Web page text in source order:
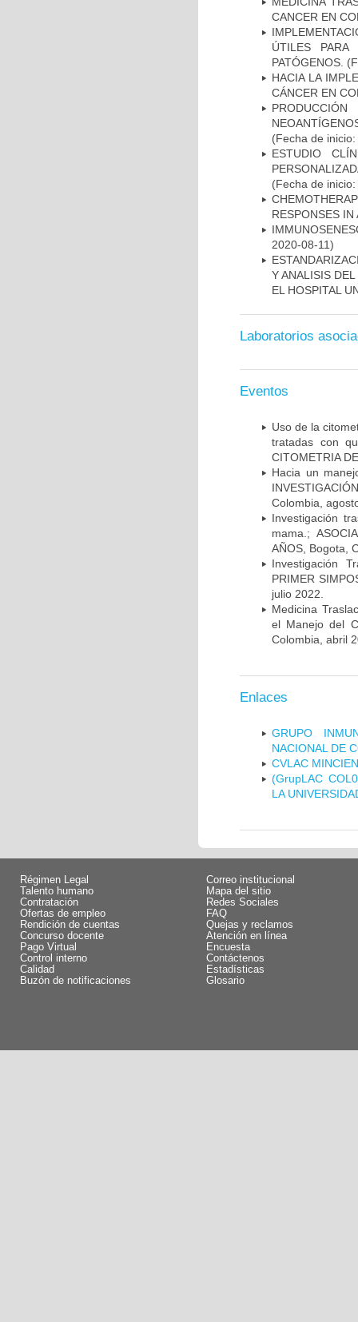
CANCER EN
ÚTILES
PATÓGENOS.
HACIA LA
CÁNCER EN
(Fecha de
ESTUDIO
(Fecha de
RESPONSES IN
2020-08-11)
Y ANALISIS
EL HOSPITAL
Laboratorios
Eventos
Uso de la
tratadas con
CITOMETRIA
Hacia un
Colombia,
Investigación
mama.;
AÑOS, Bogota,
Investigación
PRIMER
julio 2022.
Medicina
el Manejo del
Colombia, abril
Enlaces
GRUPO
NACIONAL DE
CVLAC
(GrupLAC
LA
Régimen Legal
Talento humano
Contratación
Ofertas de empleo
Rendición de cuentas
Concurso docente
Pago Virtual
Control interno
Calidad
Buzón de notificaciones
Correo institucional
Mapa del sitio
Redes Sociales
FAQ
Quejas y reclamos
Atención en línea
Encuesta
Contáctenos
Estadísticas
Glosario